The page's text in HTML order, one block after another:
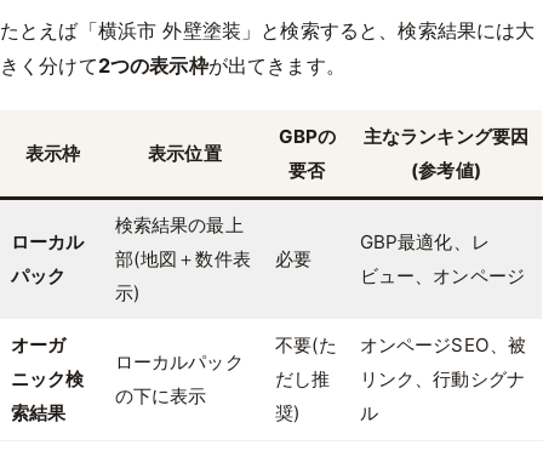
たとえば「横浜市 外壁塗装」と検索すると、検索結果には大
きく分けて2つの表示枠が出てきます。
表示枠 表示位置
GBPの
要否
主なランキング要因
(参考値)
ローカル
パック
検索結果の最上
部(地図＋数件表
示)
必要
GBP最適化、レ
ビュー、オンページ
オーガ
ニック検
索結果
ローカルパック
の下に表示
不要(た
だし推
奨)
オンページSEO、被
リンク、行動シグナ
ル